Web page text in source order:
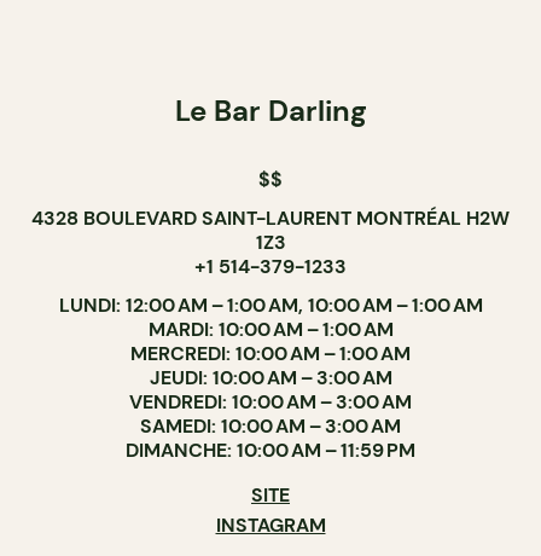
Le Bar Darling
$$
4328 BOULEVARD SAINT-LAURENT MONTRÉAL H2W
1Z3
+1 514-379-1233
LUNDI: 12:00 AM – 1:00 AM, 10:00 AM – 1:00 AM
MARDI: 10:00 AM – 1:00 AM
MERCREDI: 10:00 AM – 1:00 AM
JEUDI: 10:00 AM – 3:00 AM
VENDREDI: 10:00 AM – 3:00 AM
SAMEDI: 10:00 AM – 3:00 AM
DIMANCHE: 10:00 AM – 11:59 PM
SITE
INSTAGRAM